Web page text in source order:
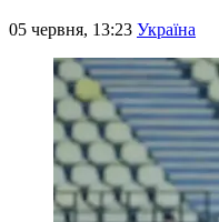
05 червня, 13:23 Україна